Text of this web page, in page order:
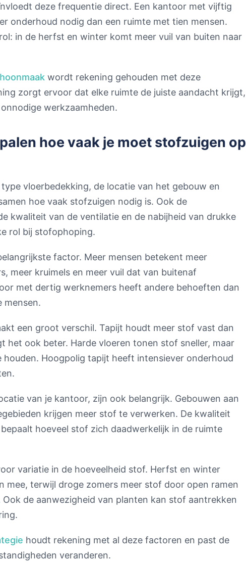
deze frequentie direct. Een kantoor met vijftig
onderhoud nodig dan een ruimte met tien mensen.
in de herfst en winter komt meer vuil van buiten naar
wordt rekening gehouden met deze
zorgt ervoor dat elke ruimte de juiste aandacht krijgt,
werkzaamheden.
hoe vaak je moet stofzuigen op
vloerbedekking, de locatie van het gebouw en
hoe vaak stofzuigen nodig is. Ook de
kwaliteit van de ventilatie en de nabijheid van drukke
rol bij stofophoping.
factor. Meer mensen betekent meer
meer kruimels en meer vuil dat van buitenaf
met dertig werknemers heeft andere behoeften dan
mensen.
een groot verschil. Tapijt houdt meer stof vast dan
het ook beter. Harde vloeren tonen stof sneller, maar
houden. Hoogpolig tapijt heeft intensiever onderhoud
van je kantoor, zijn ook belangrijk. Gebouwen aan
krijgen meer stof te verwerken. De kwaliteit
hoeveel stof zich daadwerkelijk in de ruimte
variatie in de hoeveelheid stof. Herfst en winter
mee, terwijl droge zomers meer stof door open ramen
de aanwezigheid van planten kan stof aantrekken
houdt rekening met al deze factoren en past de
veranderen.